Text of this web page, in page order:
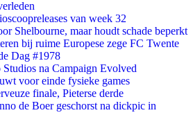
van week 32
Shelbourne, maar houdt schade beperkt
bij ruime Europese zege FC Twente
Dag #1978
na Campaign Evolved
voor einde fysieke games
finale, Pieterse derde
de Boer geschorst na dickpic in